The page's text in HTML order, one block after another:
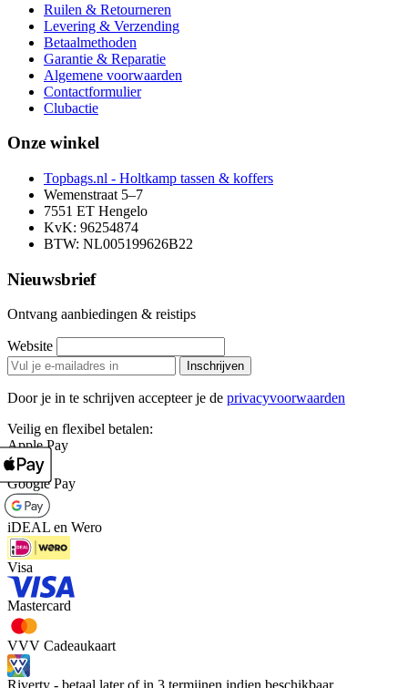
Ruilen & Retourneren
Levering & Verzending
Betaalmethoden
Garantie & Reparatie
Algemene voorwaarden
Contactformulier
Clubactie
Onze winkel
Topbags.nl - Holtkamp tassen & koffers
Wemenstraat 5–7
7551 ET Hengelo
KvK: 96254874
BTW: NL005199626B22
Nieuwsbrief
Ontvang aanbiedingen & reistips
Website
Inschrijven
Door je in te schrijven accepteer je de privacyvoorwaarden
Veilig en flexibel betalen:
Apple Pay
Google Pay
iDEAL en Wero
Visa
Mastercard
VVV Cadeaukaart